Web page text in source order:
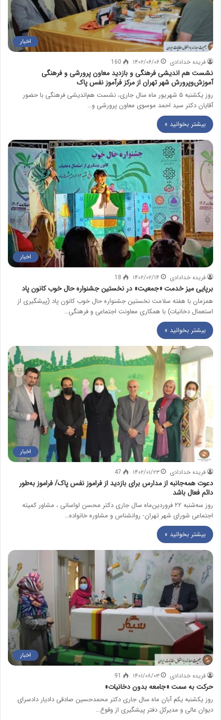
اخبار
فریده خدادادی ۱۴۰۲/۰۶/۰۶ 160
نشست هم اندیشی فرهنگی و بازدید معاون پرورشی و فرهنگی
آموزش‌وپرورش شهر تهران از مرکز فرآموز نفس پاک
روز یکشنبه ۵ شهریور ماه سال جاری، نشست هم‌اندیشی فرهنگی با حضور
آقایان دکتر سید احمد موسوی معاون پرورشی و…
بیشتر بخوانید »
اخبار
فریده خدادادی ۱۴۰۲/۰۲/۱۴ 18
برپایی میز خدمت «جمعیت» در نخستین جشنواره حال خوب کانون پاد
همزمان با هفته سلامت نخستین جشنواره حال خوب کانون پاد (پیشگیری از
استعمال دخانیات) با همکاری معاونت اجتماعی و فرهنگی…
بیشتر بخوانید »
اخبار
فریده خدادادی ۱۴۰۲/۰۱/۲۳ 47
دعوت همه‌جانبه از مدارس برای بازدید از فراموز نفس پاک/ فراموز به‌طور
دائم فعال باشد
روز سه‌شنبه ۲۲ فروردین‌ماه سال جاری دکتر محسن لواسانی ، مشاور کمیته
اجتماعی شورای شهر تهران- روانشناس و مشاوره خانواده…
بیشتر بخوانید »
اخبار
فریده خدادادی ۱۴۰۱/۰۸/۰۳ 91
حرکت به سمت «جامعه بدون دخانیات»
روز یکشنبه یکم آبان ماه سال جاری دکتر محمدحسین صادقی دادیار دادسرای
دیوان عالی و مدیرکل دفتر پیشگیری از وقوع…